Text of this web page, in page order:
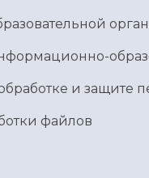
и защите
файлов